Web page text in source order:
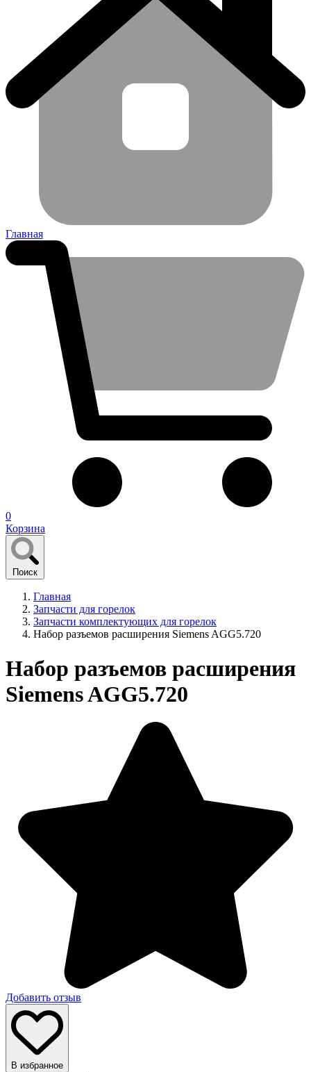
Главная
0
Корзина
Поиск
Главная
Запчасти для горелок
Запчасти комплектующих для горелок
Набор разъемов расширения Siemens AGG5.720
Набор разъемов расширения
Siemens AGG5.720
Добавить отзыв
В избранное